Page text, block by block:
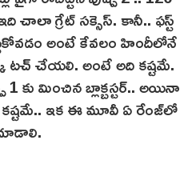
గ్రేట్ సక్సెస్. కానీ.. ఫస్ట్
అంటే కేవలం హిందీలోనే
టచ్ చేయలి. అంటే అది కష్టమే.
కు మించిన బ్లాక్బ‌స్ట‌ర్‌.. అయినా
క‌ష్ట‌మే.. ఇక ఈ మూవీ ఏ రేంజ్‌లో